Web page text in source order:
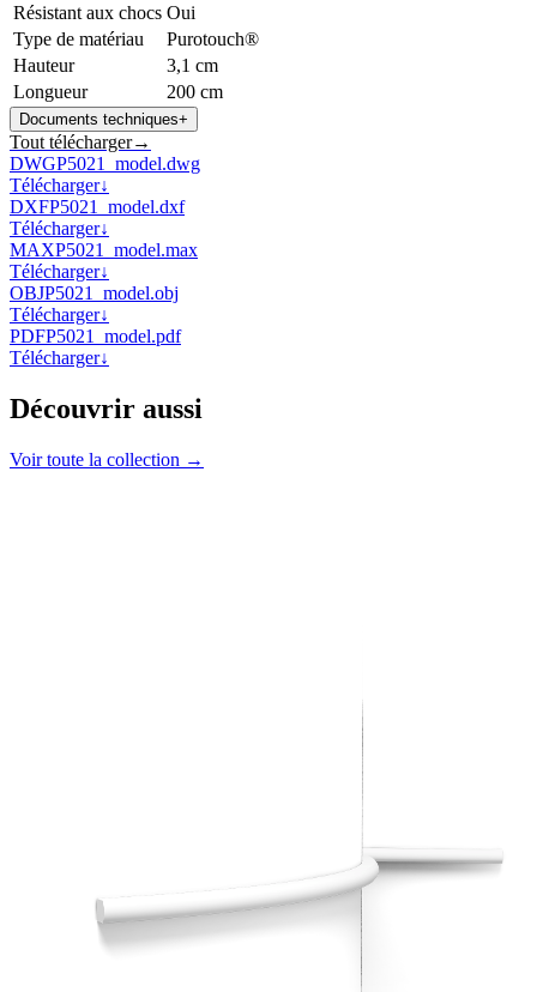
Résistant aux chocs Oui
Type de matériau
Purotouch®
Hauteur
3,1 cm
Longueur
200 cm
Documents techniques+
Tout télécharger→
DWGP5021_model.dwg
Télécharger↓
DXFP5021_model.dxf
Télécharger↓
MAXP5021_model.max
Télécharger↓
OBJP5021_model.obj
Télécharger↓
PDFP5021_model.pdf
Télécharger↓
Découvrir aussi
Voir toute la collection →